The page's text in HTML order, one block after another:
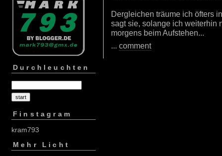
Durchleuchten
Finstagram
kram793
Mehr Licht
Dergleichen träume ich öfters
sagt sie, solange ich weiterhin
morgens beim Aufstehen...
... comment